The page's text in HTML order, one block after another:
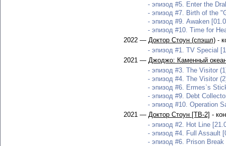
- эпизод #5. Enter the
- эпизод #7. Birth of the
- эпизод #9. Awaken
- эпизод #10. Time for
2022 — Доктор Стоун (спэшл) -
- эпизод #1. TV Special
2021 — Джоджо: Каменный
- эпизод #3. The Visitor
- эпизод #4. The Visitor
- эпизод #6. Ermes`s
- эпизод #9. Debt
- эпизод #10. Operation
2021 — Доктор Стоун [ТВ-2] -
- эпизод #2. Hot Line
- эпизод #4. Full Assault
- эпизод #6. Prison Break